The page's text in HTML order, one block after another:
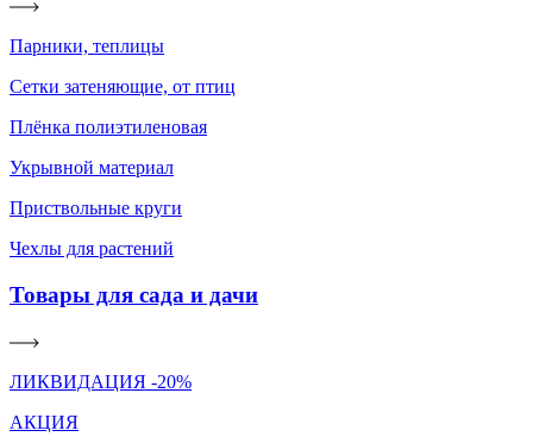
Парники, теплицы
Сетки затеняющие, от птиц
Плёнка полиэтиленовая
Укрывной материал
Приствольные круги
Чехлы для растений
Товары для сада и дачи
ЛИКВИДАЦИЯ -20%
АКЦИЯ